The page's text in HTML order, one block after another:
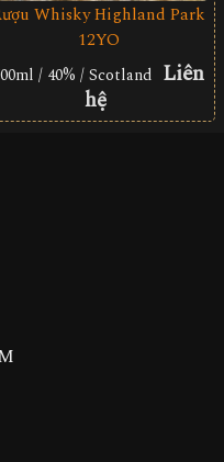
Whisky Highland Park
12YO
/ 40% / Scotland Liên
hệ